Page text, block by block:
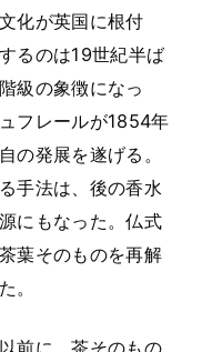
化が英国に根付
るのは19世紀半ば
級の象徴になっ
フレールが1854年
の発展を遂げる。
手法は、後の香水
にもなった。仏式
葉そのものを再解
。
前に、茶そのもの